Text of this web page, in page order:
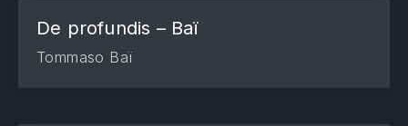
De profundis – Baï
Tommaso Baï